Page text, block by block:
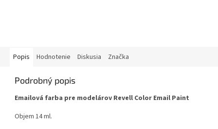
Popis Hodnotenie Diskusia Značka
Podrobný popis
Emailová farba pre modelárov Revell Color Email Paint
Objem 14 ml.